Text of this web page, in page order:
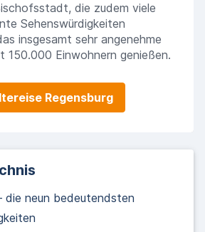
die zudem viele
Sehenswürdigkeiten
insgesamt sehr angenehme
150.000 Einwohnern genießen.
Regensburg
die neun bedeutendsten